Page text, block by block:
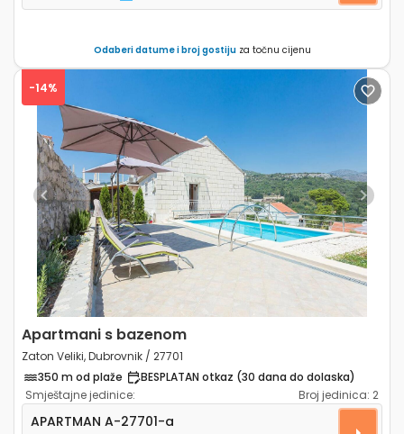
Odaberi datume i broj gostijuza točnu cijenu
Previous Next
-14%
Apartmani s bazenom
Zaton Veliki, Dubrovnik / 27701
350 m od plaže
BESPLATAN otkaz (30 dana do dolaska)
Smještajne jedinice:
Broj jedinica: 2
Jednosobni apartman Zaton Veliki, Dubrovnik A-
APARTMAN A-27701-a